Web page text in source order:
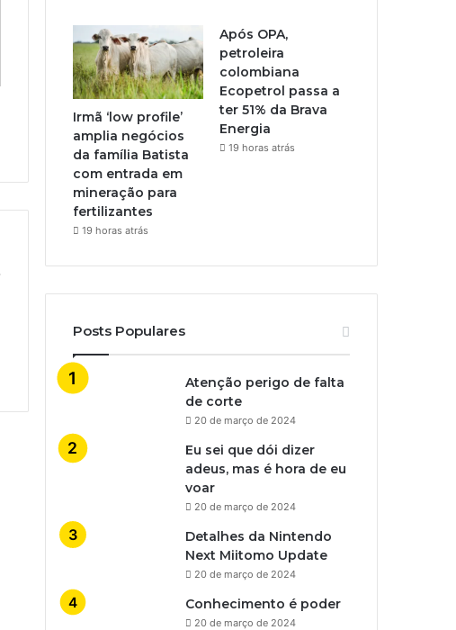
Irmã ‘low profile’
amplia negócios
da família Batista
com entrada em
mineração para
fertilizantes
19 horas atrás
Após OPA,
petroleira
colombiana
Ecopetrol passa a
ter 51% da Brava
Energia
19 horas atrás
Posts Populares
Atenção perigo de falta
de corte
20 de março de 2024
Eu sei que dói dizer
adeus, mas é hora de eu
voar
20 de março de 2024
Detalhes da Nintendo
Next Miitomo Update
20 de março de 2024
Conhecimento é poder
20 de março de 2024